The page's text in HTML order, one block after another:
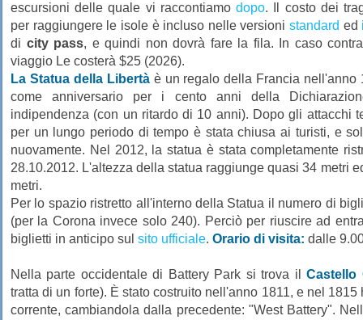
escursioni delle quale vi raccontiamodopo. Il costo dei
per raggiungere le isole è incluso nelle versionistandard ed
di city pass, e quindi non dovrà fare la fila. In caso
viaggio Le costerà $25 (2026).
La Statua della Libertàè un regalo della Francia nell'anno
come anniversario per i cento anni della
indipendenza (con un ritardo di 10 anni). Dopo gli attacchi
per un lungo periodo di tempo è stata chiusa ai turisti, e
nuovamente. Nel 2012, la statua è stata completamente
28.10.2012. L'altezza della statua raggiunge quasi 34 metri
metri.
Per lo spazio ristretto all'interno della Statua il numero di
(per la Corona invece solo 240). Perciò per riuscire ad
biglietti in anticipo sul sito ufficiale. Orario di visita: dalle
Nella parte occidentale di Battery Park si trova ilCastello
tratta di un forte). È stato costruito nell'anno 1811, e nel
corrente, cambiandola dalla precedente: "West Battery".